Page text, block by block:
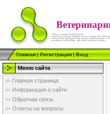
Главная|Регистрация|Вход
Меню сайта
Главная страница
Информация о сайте
Обратная связь
Ответы на вопросы